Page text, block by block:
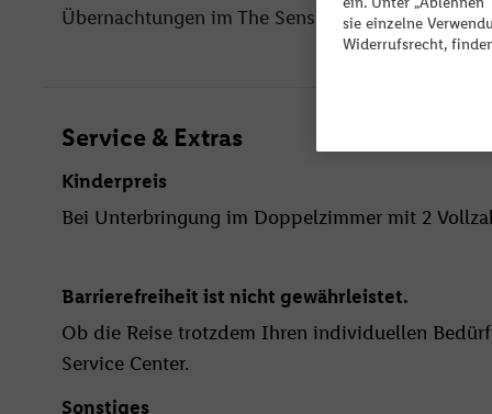
regionalen Leckereien verwöhnt werden.
Übernachtungen im The Sense Deluxe Hotel
Service & Extras
Kinderpreis
Bei Unterbringung im Doppelzimmer mit 2
Barrierefreiheit ist nicht gewährleistet.
Ob die Reise trotzdem Ihren individuellen
Service Center.
Sonstiges
sie einzelne
Widerrufsrecht,